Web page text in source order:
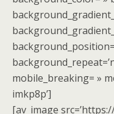
mobile_breaking= »
imkp8p’]
[av_image